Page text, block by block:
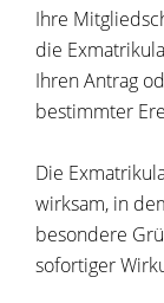
Ihre
die
Ihren Antrag
bestimmter
Die
wirksam, in
besondere
sofortiger